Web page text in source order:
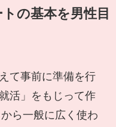
の基本を男性目
て事前に準備を行
活」をもじって作
ら一般に広く使わ